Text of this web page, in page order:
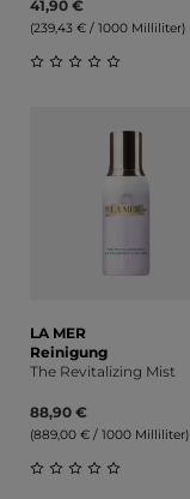
41,90 €
(239,43 € / 1000 Milliliter)
LA MER
Reinigung
The Revitalizing Mist
88,90 €
(889,00 € / 1000 Milliliter)